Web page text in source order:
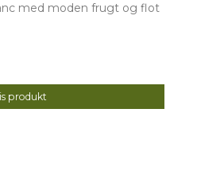
med moden frugt og flot
produkt